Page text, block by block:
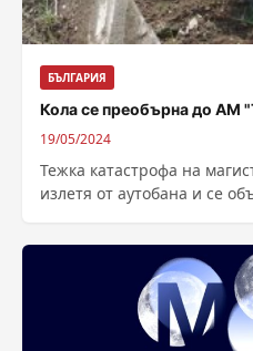
БЪЛГАРИЯ
Кола се преобърна до АМ
19/05/2024
Тежка катастрофа на
излетя от аутобана и се